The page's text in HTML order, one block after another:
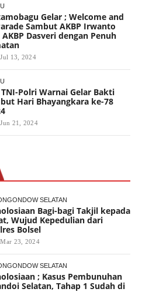
Gelar ; Welcome and
Sambut AKBP Irwanto
Dasveri dengan Penuh
Jul 13, 2024
Polri Warnai Gelar Bakti
Hari Bhayangkara ke-78
Jun 21, 2024
SELATAN
Bagi-bagi Takjil kepada
Wujud Kepedulian dari
Bolsel
Mar 23, 2024
SELATAN
; Kasus Pembunuhan
Selatan, Tahap 1 Sudah di